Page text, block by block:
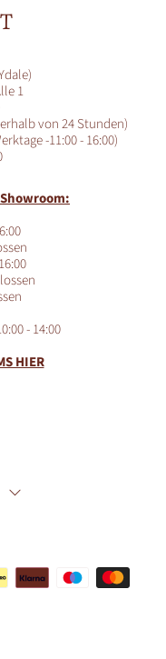
1
von 24 Stunden)
-11:00 - 16:00)
- 14:00
HIER